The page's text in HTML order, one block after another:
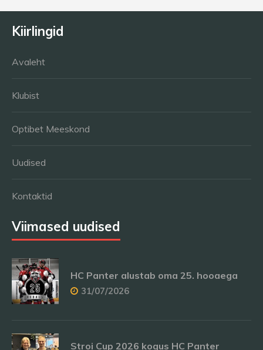
Kiirlingid
Avaleht
Klubist
Optibet Meeskond
Uudised
Kontaktid
Viimased uudised
HC Panter alustab oma 25. hooaega
31/07/2026
Stroi Cup 2026 kogus HC Panter